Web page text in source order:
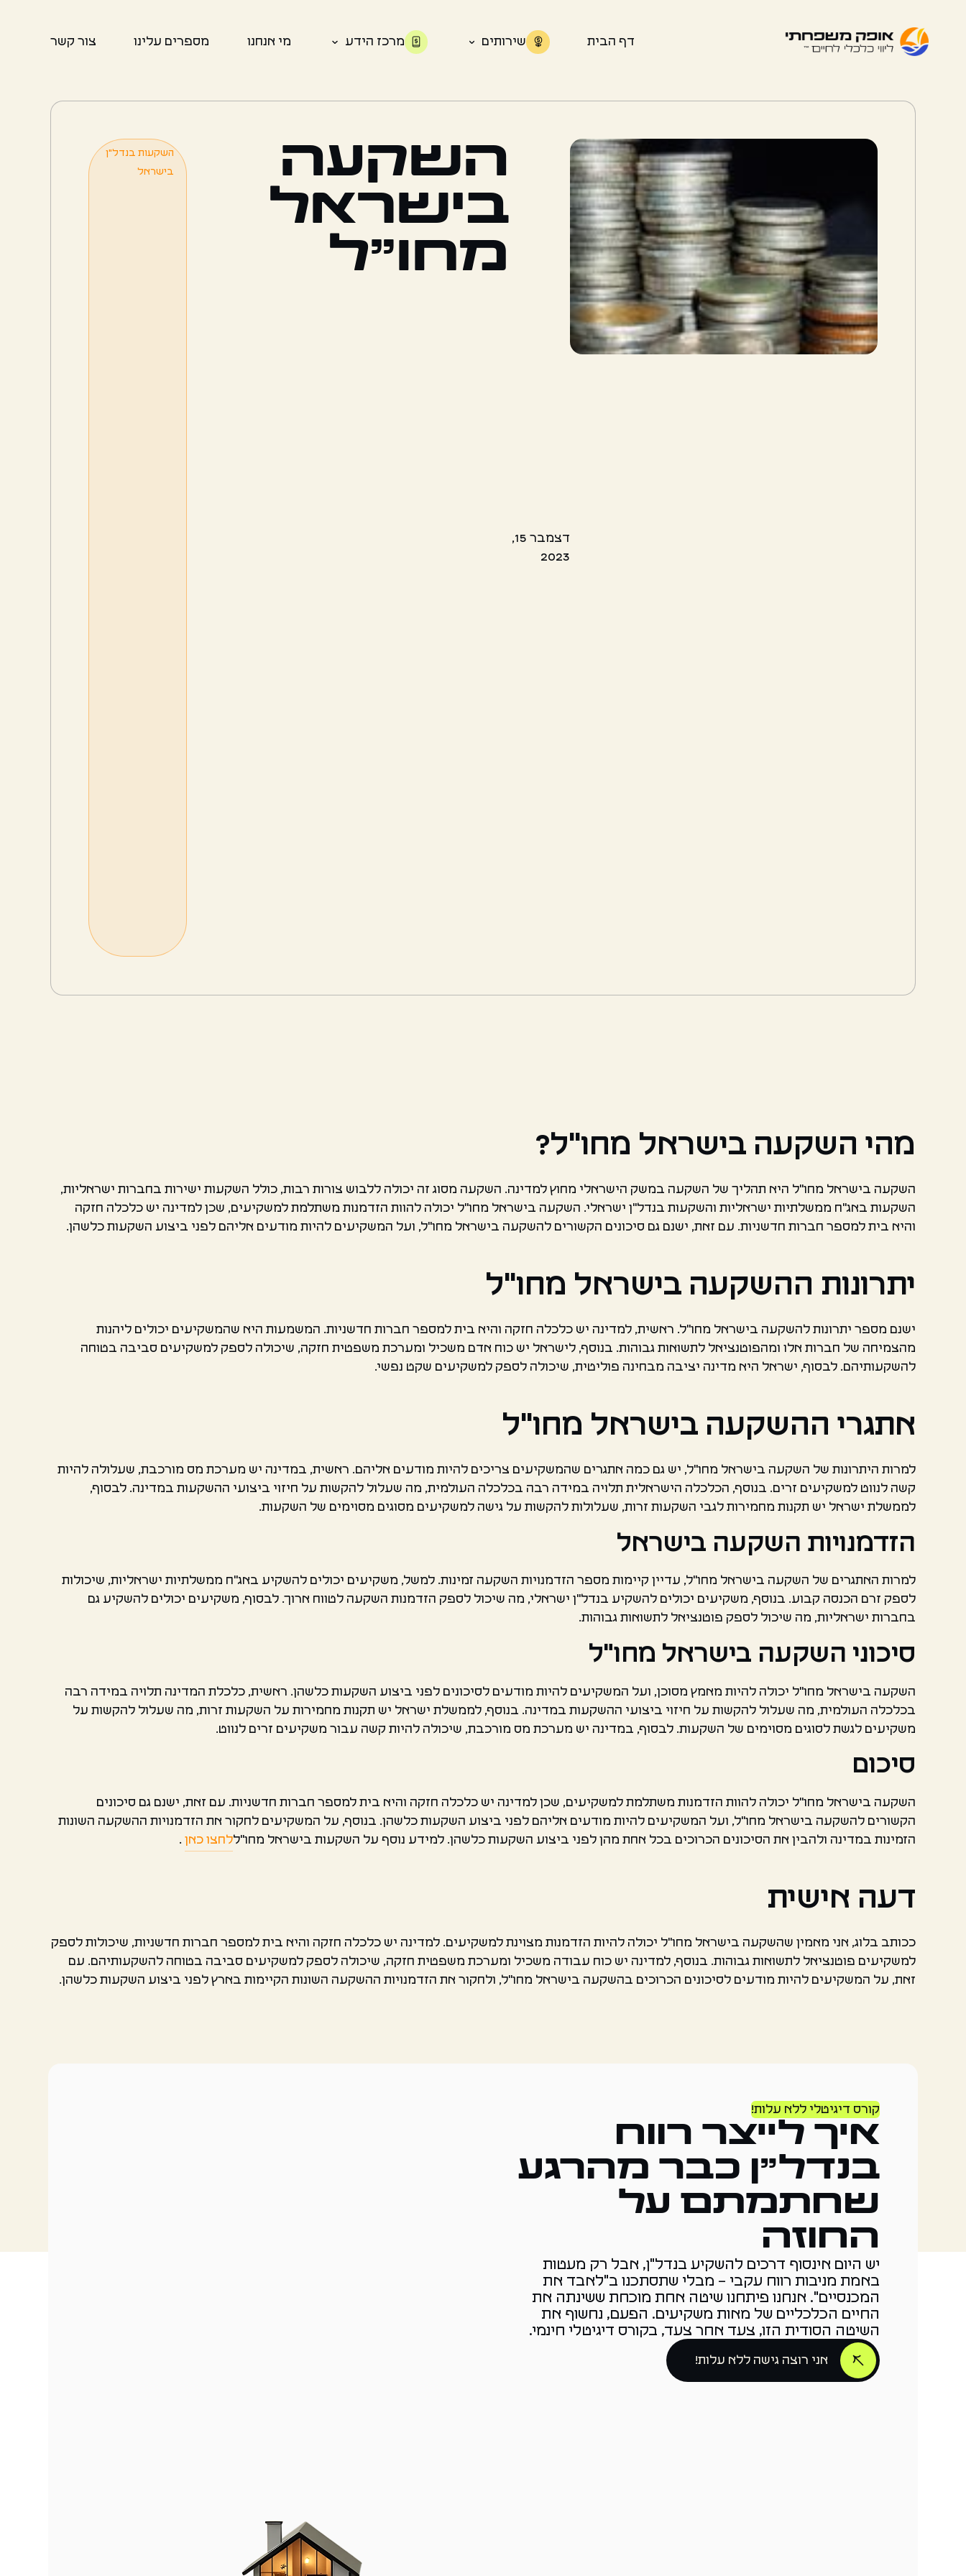
דף הבית שירותים מרכז הידע מי אנחנו מספרים עלינו צור קשר
דצמבר 15,
2023
השקעה
בישראל
מחו"ל
השקעות בנדל"ן
בישראל
מהי השקעה בישראל מחו"ל?
השקעה בישראל מחו"ל היא תהליך של השקעה במשק הישראלי מחוץ למדינה. השקעה מסוג זה יכולה ללבוש צורות רבות, כולל השקעות ישירות בחברות ישראליות,
השקעות באג"ח ממשלתיות ישראליות והשקעות בנדל"ן ישראלי. השקעה בישראל מחו"ל יכולה להוות הזדמנות משתלמת למשקיעים, שכן למדינה יש כלכלה חזקה
והיא בית למספר חברות חדשניות. עם זאת, ישנם גם סיכונים הקשורים להשקעה בישראל מחו"ל, ועל המשקיעים להיות מודעים אליהם לפני ביצוע השקעות כלשהן.
יתרונות ההשקעה בישראל מחו"ל
ישנם מספר יתרונות להשקעה בישראל מחו"ל. ראשית, למדינה יש כלכלה חזקה והיא בית למספר חברות חדשניות. המשמעות היא שהמשקיעים יכולים ליהנות
מהצמיחה של חברות אלו ומהפוטנציאל לתשואות גבוהות. בנוסף, לישראל יש כוח אדם משכיל ומערכת משפטית חזקה, שיכולה לספק למשקיעים סביבה בטוחה
להשקעותיהם. לבסוף, ישראל היא מדינה יציבה מבחינה פוליטית, שיכולה לספק למשקיעים שקט נפשי.
אתגרי ההשקעה בישראל מחו"ל
למרות היתרונות של השקעה בישראל מחו"ל, יש גם כמה אתגרים שהמשקיעים צריכים להיות מודעים אליהם. ראשית, במדינה יש מערכת מס מורכבת, שעלולה להיות
קשה לנווט למשקיעים זרים. בנוסף, הכלכלה הישראלית תלויה במידה רבה בכלכלה העולמית, מה שעלול להקשות על חיזוי ביצועי ההשקעות במדינה. לבסוף,
לממשלת ישראל יש תקנות מחמירות לגבי השקעות זרות, שעלולות להקשות על גישה למשקיעים מסוגים מסוימים של השקעות.
הזדמנויות השקעה בישראל
למרות האתגרים של השקעה בישראל מחו"ל, עדיין קיימות מספר הזדמנויות השקעה זמינות. למשל, משקיעים יכולים להשקיע באג"ח ממשלתיות ישראליות, שיכולות
לספק זרם הכנסה קבוע. בנוסף, משקיעים יכולים להשקיע בנדל"ן ישראלי, מה שיכול לספק הזדמנות השקעה לטווח ארוך. לבסוף, משקיעים יכולים להשקיע גם
בחברות ישראליות, מה שיכול לספק פוטנציאל לתשואות גבוהות.
סיכוני השקעה בישראל מחו"ל
השקעה בישראל מחו"ל יכולה להיות מאמץ מסוכן, ועל המשקיעים להיות מודעים לסיכונים לפני ביצוע השקעות כלשהן. ראשית, כלכלת המדינה תלויה במידה רבה
בכלכלה העולמית, מה שעלול להקשות על חיזוי ביצועי ההשקעות במדינה. בנוסף, לממשלת ישראל יש תקנות מחמירות על השקעות זרות, מה שעלול להקשות על
משקיעים לגשת לסוגים מסוימים של השקעות. לבסוף, במדינה יש מערכת מס מורכבת, שיכולה להיות קשה עבור משקיעים זרים לנווט.
סיכום
השקעה בישראל מחו"ל יכולה להוות הזדמנות משתלמת למשקיעים, שכן למדינה יש כלכלה חזקה והיא בית למספר חברות חדשניות. עם זאת, ישנם גם סיכונים
הקשורים להשקעה בישראל מחו"ל, ועל המשקיעים להיות מודעים אליהם לפני ביצוע השקעות כלשהן. בנוסף, על המשקיעים לחקור את הזדמנויות ההשקעה השונות
הזמינות במדינה ולהבין את הסיכונים הכרוכים בכל אחת מהן לפני ביצוע השקעות כלשהן. למידע נוסף על השקעות בישראל מחו"ללחצו כאן.
דעה אישית
ככותב בלוג, אני מאמין שהשקעה בישראל מחו"ל יכולה להיות הזדמנות מצוינת למשקיעים. למדינה יש כלכלה חזקה והיא בית למספר חברות חדשניות, שיכולות לספק
למשקיעים פוטנציאל לתשואות גבוהות. בנוסף, למדינה יש כוח עבודה משכיל ומערכת משפטית חזקה, שיכולה לספק למשקיעים סביבה בטוחה להשקעותיהם. עם
זאת, על המשקיעים להיות מודעים לסיכונים הכרוכים בהשקעה בישראל מחו"ל, ולחקור את הזדמנויות ההשקעה השונות הקיימות בארץ לפני ביצוע השקעות כלשהן.
קורס דיגיטלי ללא עלות!
איך לייצר רווח
בנדל"ן כבר מהרגע
שחתמתם על
החוזה
יש היום אינסוף דרכים להשקיע בנדל"ן, אבל רק מעטות
באמת מניבות רווח עקבי – מבלי שתסתכנו ב"לאבד את
המכנסיים". אנחנו פיתחנו שיטה אחת מוכחת ששינתה את
החיים הכלכליים של מאות משקיעים. הפעם, נחשוף את
השיטה הסודית הזו, צעד אחר צעד, בקורס דיגיטלי חינמי.
אני רוצה גישה ללא עלות!